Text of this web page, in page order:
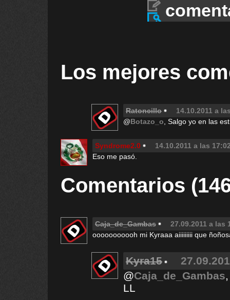
Los mejores
Ratoncillo
14.10.2011 a
@Botazo_o , Salgo yo en las
Syndrome2.0
14.10.2011 a las
Eso me pasó.
Comentarios
Caja_de_Gambas
27.09.2011 a las
ooooooooooh mi Kyraaa aiiiiiiiii que
Kyra15
@Caja_de_Gambas
LL